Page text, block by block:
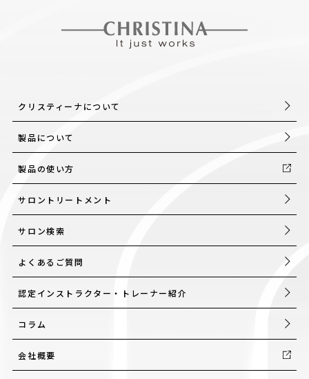
クリスティーナについて
製品について
製品の使い方
サロントリートメント
サロン検索
よくあるご質問
認定インストラクター・トレーナー紹介
コラム
会社概要